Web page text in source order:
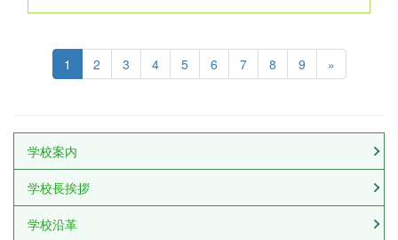
1 2 3 4 5 6 7 8 9 »
学校案内
学校長挨拶
学校沿革